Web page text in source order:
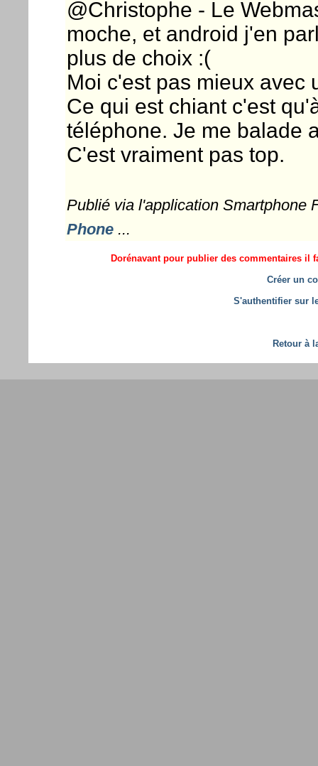
@Christophe - Le
moche, et android j'en
plus de choix :(
Moi c'est pas mieux avec
Ce qui est chiant c'est
téléphone. Je me balade
C'est vraiment pas top.
Publié via l'application Smartphone
Phone...
Dorénavant pour publier des commentaires il
Créer un
S'authentifier sur
Retour à